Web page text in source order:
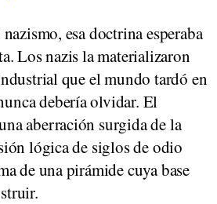
esa doctrina esperaba
Los nazis la materializaron
que el mundo tardó en
debería olvidar. El
aberración surgida de la
lógica de siglos de odio
de una pirámide cuya base